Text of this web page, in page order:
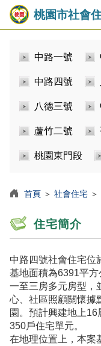
桃園市社會
中路一號
中路四號
八德三號
蘆竹二號
桃園東門段
首頁 ＞ 社會住宅 ＞
住宅簡介
中路四號社會住宅位
基地面積為6391平
一至三房多元房型，
心、社區照顧關懷據
園。預計興建地上
350戶住宅單元。
在地理位置上，本案